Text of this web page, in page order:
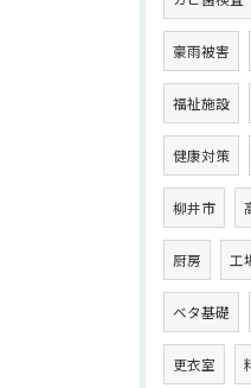
豪雨被害
福祉施設
健康対策
柳井市
厨房 工
ベタ基礎
更衣室